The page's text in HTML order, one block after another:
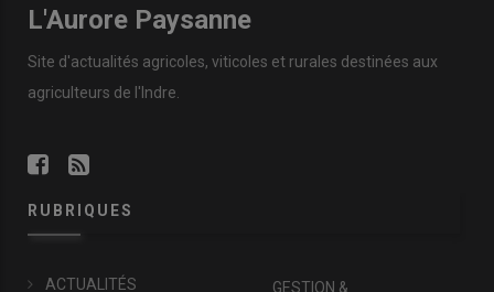
L'Aurore Paysanne
Site d'actualités agricoles, viticoles et rurales destinées aux
agriculteurs de l'Indre.
RUBRIQUES
ACTUALITÉS
GESTION &